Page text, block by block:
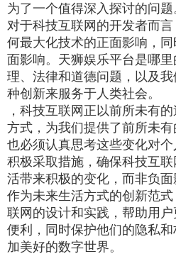
为了一个值得深入探讨的问题
对于科技互联网的开发者而
何最大化技术的正面影响，
面影响。天狮娱乐平台是哪
理、法律和道德问题，以及
种创新来服务于人类社会。
，科技互联网正以前所未有
方式，为我们提供了前所未
也必须认真思考这些变化对
积极采取措施，确保科技互
活带来积极的变化，而非负面
作为未来生活方式的创新范
联网的设计和实践，帮助用
便利，同时保护他们的隐私
加美好的数字世界。